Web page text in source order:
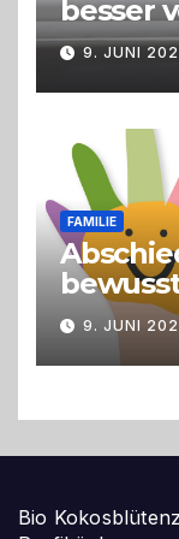
besser
9. JUNI
FAMILIE
9. JUNI
Bio